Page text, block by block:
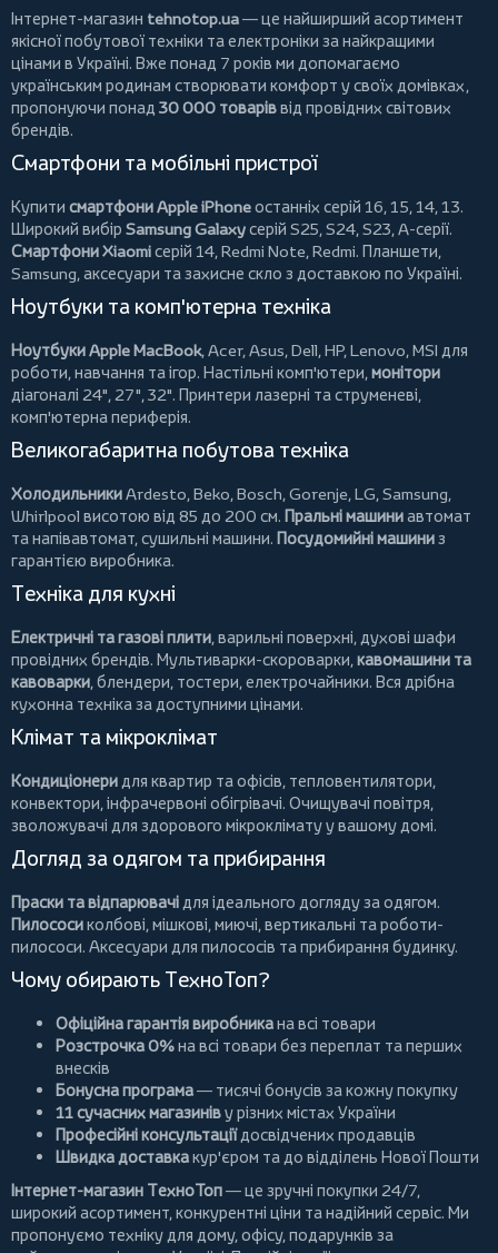
Інтернет-магазин tehnotop.ua— це найширший асортимент
якісної побутової техніки та електроніки за найкращими
цінами в Україні. Вже понад 7 років ми допомагаємо
українським родинам створювати комфорт у своїх домівках,
пропонуючи понад 30 000 товаріввід провідних світових
брендів.
Смартфони та мобільні пристрої
Купити смартфони Apple iPhoneостанніх серій 16, 15, 14, 13.
Широкий вибір Samsung Galaxyсерій S25, S24, S23, A-серії.
Смартфони Xiaomiсерій 14, Redmi Note, Redmi. Планшети,
Samsung, аксесуари тазахисне скло з доставкою по Україні.
Ноутбуки та комп'ютерна техніка
Ноутбуки Apple MacBook,Acer,Asus,Dell,HP,Lenovo,MSI для
роботи, навчання та ігор. Настільні комп'ютери,монітори
діагоналі 24", 27", 32". Принтери лазерні та струменеві,
комп'ютерна периферія.
Великогабаритна побутова техніка
ХолодильникиArdesto,Beko,Bosch,Gorenje,LG,Samsung,
Whirlpool висотою від 85 до 200 см. Пральні машиниавтомат
та напівавтомат,сушильні машини. Посудомийні машиниз
гарантією виробника.
Техніка для кухні
Електричні та газові плити, варильні поверхні, духові шафи
провідних брендів. Мультиварки-скороварки,кавомашини та
кавоварки,блендери, тостери,електрочайники. Вся дрібна
кухонна техніка за доступними цінами.
Клімат та мікроклімат
Кондиціонеридля квартир та офісів, тепловентилятори,
конвектори,інфрачервоні обігрівачі. Очищувачі повітря,
зволожувачі для здорового мікроклімату у вашому домі.
Догляд за одягом та прибирання
Праски та відпарювачідля ідеального догляду за одягом.
Пилососиколбові,мішкові,миючі,вертикальні тароботи-
пилососи. Аксесуари для пилососів та прибирання будинку.
Чому обирають ТехноТоп?
Офіційна гарантія виробникана всі товари
Розстрочка 0%на всі товари без переплат та перших
внесків
Бонусна програма— тисячі бонусів за кожну покупку
11 сучасних магазиніву різних містах України
Професійні консультаціїдосвідчених продавців
Швидка доставкакур'єром та до відділень Нової Пошти
Інтернет-магазин ТехноТоп— це зручні покупки 24/7,
широкий асортимент, конкурентні ціни та надійний сервіс. Ми
пропонуємо техніку для дому, офісу, подарунків за